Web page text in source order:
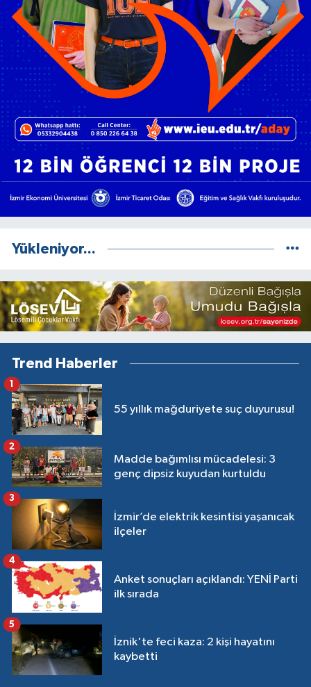
Yükleniyor...
Trend Haberler
55 yıllık mağduriyete suç duyurusu!
1
Madde bağımlısı mücadelesi: 3
genç dipsiz kuyudan kurtuldu
2
İzmir’de elektrik kesintisi yaşanıcak
ilçeler
3
Anket sonuçları açıklandı: YENİ Parti
ilk sırada
4
İznik'te feci kaza: 2 kişi hayatını
kaybetti
5